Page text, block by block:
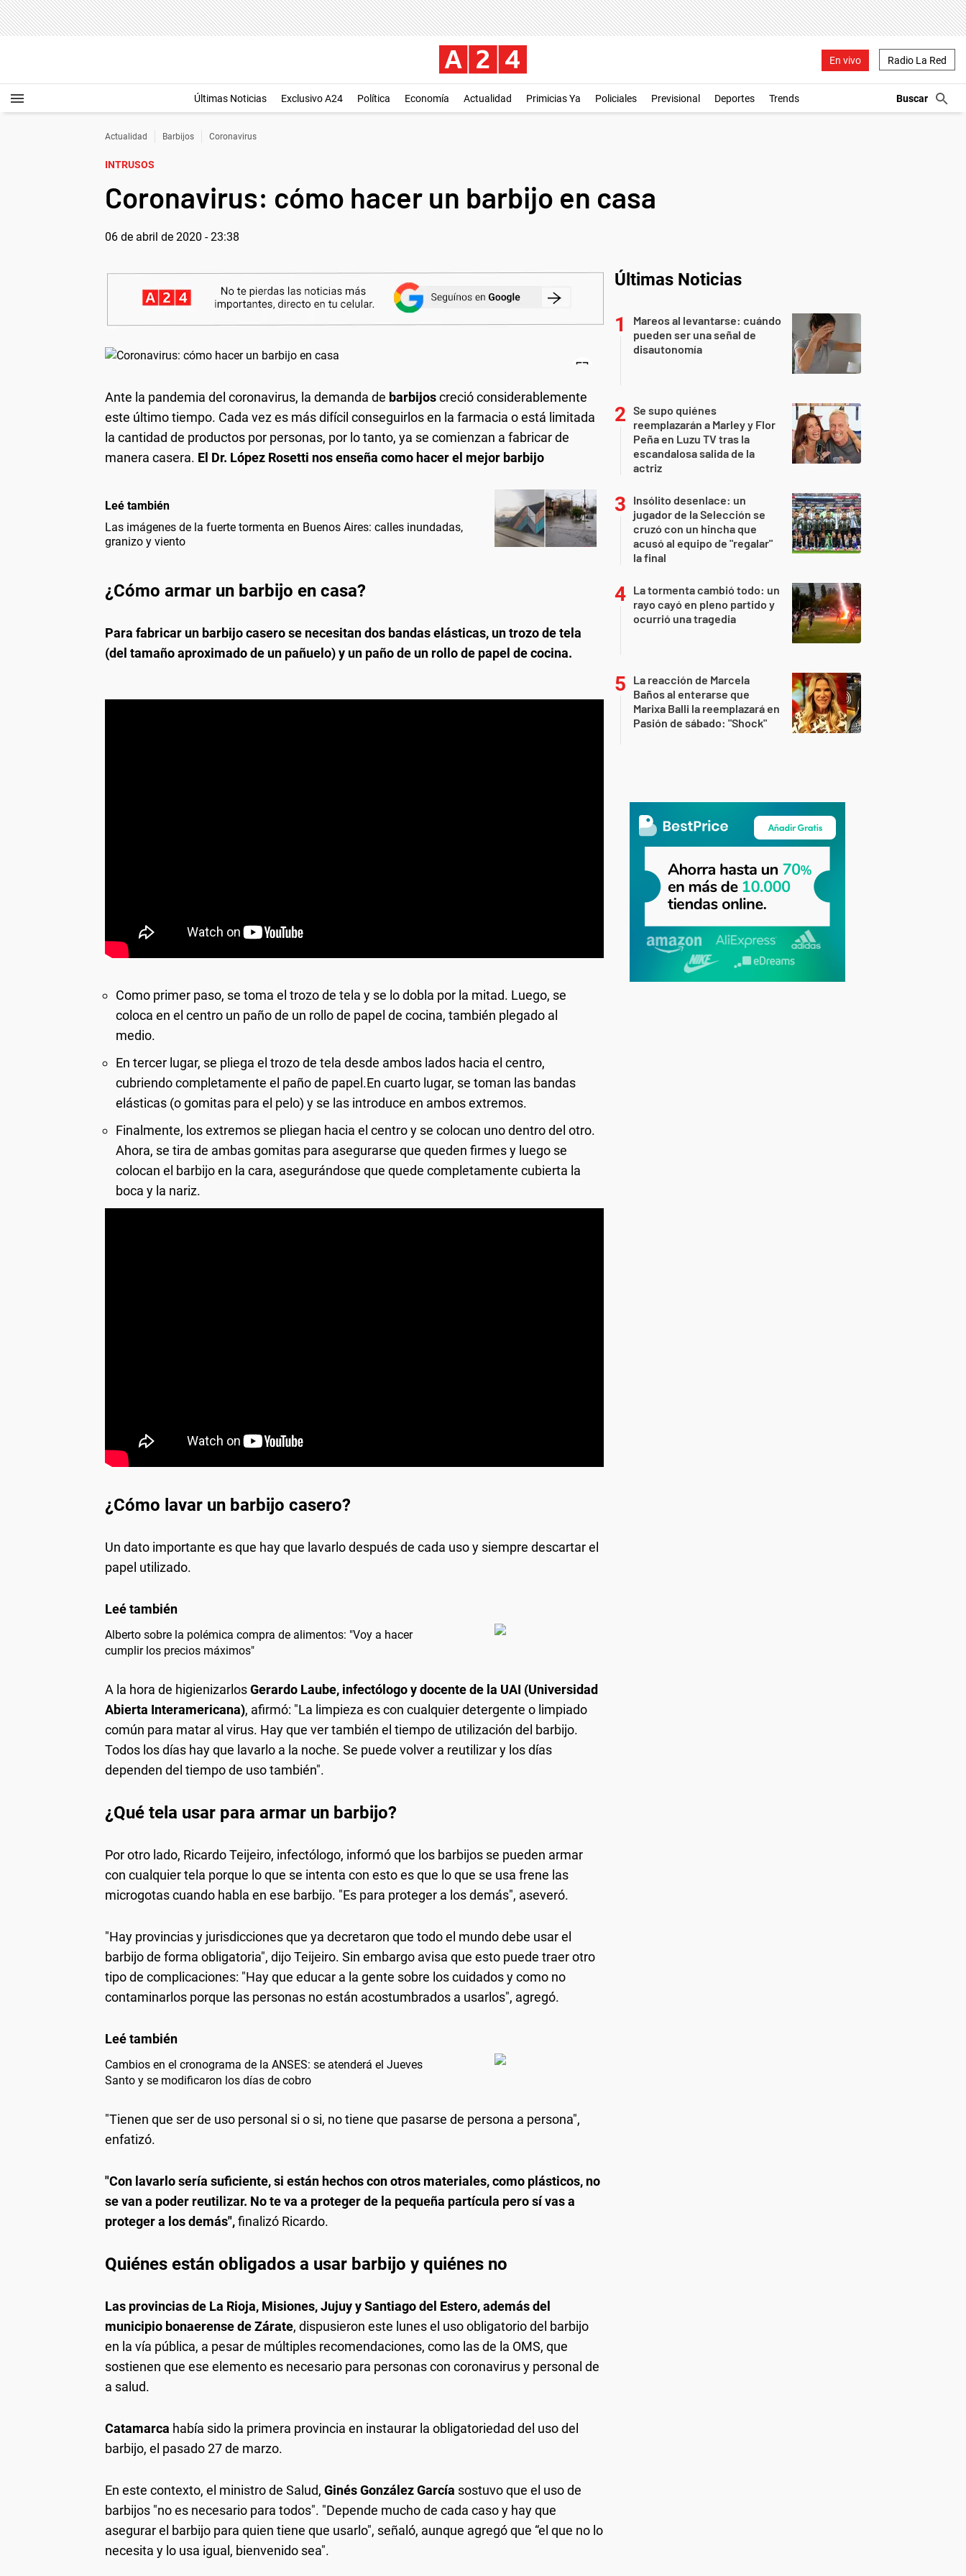
En vivo Radio La Red
Últimas Noticias Exclusivo A24 Política Economía Actualidad Primicias Ya Policiales Previsional Deportes Trends
Actualidad Barbijos Coronavirus
INTRUSOS
Coronavirus: cómo hacer un barbijo en casa
06 de abril de 2020 - 23:38
Ante la pandemia del coronavirus, la demanda de barbijoscreció considerablemente
este último tiempo. Cada vez es más difícil conseguirlos en la farmacia o está limitada
la cantidad de productos por personas, por lo tanto, ya se comienzan a fabricar de
manera casera. El Dr. López Rosetti nos enseña como hacer el mejor barbijo
Leé también
Las imágenes de la fuerte tormenta en Buenos Aires: calles inundadas,
granizo y viento
¿Cómo armar un barbijo en casa?
Para fabricar un barbijo casero se necesitan dos bandas elásticas, un trozo de tela
(del tamaño aproximado de un pañuelo) y un paño de un rollo de papel de cocina.
Como primer paso, se toma el trozo de tela y se lo dobla por la mitad. Luego, se
coloca en el centro un paño de un rollo de papel de cocina, también plegado al
medio.
En tercer lugar, se pliega el trozo de tela desde ambos lados hacia el centro,
cubriendo completamente el paño de papel.En cuarto lugar, se toman las bandas
elásticas (o gomitas para el pelo) y se las introduce en ambos extremos.
Finalmente, los extremos se pliegan hacia el centro y se colocan uno dentro del otro.
Ahora, se tira de ambas gomitas para asegurarse que queden firmes y luego se
colocan el barbijo en la cara, asegurándose que quede completamente cubierta la
boca y la nariz.
¿Cómo lavar un barbijo casero?
Un dato importante es que hay que lavarlo después de cada uso y siempre descartar el
papel utilizado.
Alberto sobre la polémica compra de alimentos: "Voy a hacer
cumplir los precios máximos"
A la hora de higienizarlosGerardo Laube, infectólogo y docente de la UAI (Universidad
Abierta Interamericana), afirmó: "La limpieza es con cualquier detergente o limpiado
común para matar al virus. Hay que ver también el tiempo de utilización del barbijo.
Todos los días hay que lavarlo a la noche. Se puede volver a reutilizar y los días
dependen del tiempo de uso también".
¿Qué tela usar para armar un barbijo?
Por otro lado, Ricardo Teijeiro, infectólogo, informó que los barbijos se pueden armar
con cualquier tela porque lo que se intenta con esto es que lo que se usa frene las
microgotas cuando habla en ese barbijo. "Es para proteger a los demás", aseveró.
"Hay provincias y jurisdicciones que ya decretaron que todo el mundo debe usar el
barbijo de forma obligatoria", dijo Teijeiro. Sin embargo avisa que esto puede traer otro
tipo de complicaciones: "Hay que educar a la gente sobre los cuidados y como no
contaminarlos porque las personas no están acostumbrados a usarlos", agregó.
Cambios en el cronograma de la ANSES: se atenderá el Jueves
Santo y se modificaron los días de cobro
"Tienen que ser de uso personal si o si, no tiene que pasarse de persona a persona",
enfatizó.
"Con lavarlo sería suficiente, si están hechos con otros materiales, como plásticos, no
se van a poder reutilizar. No te va a proteger de la pequeña partícula pero sí vas a
proteger a los demás",finalizó Ricardo.
Quiénes están obligados a usar barbijo y quiénes no
Las provincias de La Rioja, Misiones, Jujuy y Santiago del Estero, además del
municipio bonaerense de Zárate, dispusieron este lunes el uso obligatorio del barbijo
en la vía pública, a pesar de múltiples recomendaciones, como las de la OMS, que
sostienen que ese elemento es necesario para personas con coronavirus y personal de
a salud.
Catamarca había sido la primera provincia en instaurar la obligatoriedad del uso del
barbijo, el pasado 27 de marzo.
En este contexto, el ministro de Salud, Ginés González García sostuvo que el uso de
barbijos "no es necesario para todos". "Depende mucho de cada caso y hay que
asegurar el barbijo para quien tiene que usarlo", señaló, aunque agregó que “el que no lo
necesita y lo usa igual, bienvenido sea".
Últimas Noticias
Mareos al levantarse: cuándo
pueden ser una señal de
disautonomía
Se supo quiénes
reemplazarán a Marley y Flor
Peña en Luzu TV tras la
escandalosa salida de la
actriz
Insólito desenlace: un
jugador de la Selección se
cruzó con un hincha que
acusó al equipo de "regalar"
la final
La tormenta cambió todo: un
rayo cayó en pleno partido y
ocurrió una tragedia
La reacción de Marcela
Baños al enterarse que
Marixa Balli la reemplazará en
Pasión de sábado: "Shock"